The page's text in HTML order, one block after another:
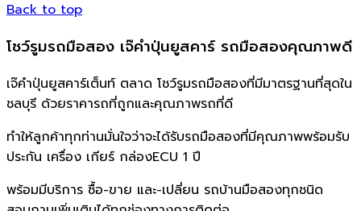
Back to top
โชว์รูมรถมือสอง เจ๊คำปุ่นยูสคาร์ รถมือสองคุณภาพดี
เจ๊คำปุ่นยูสคาร์เต็นท์ ตลาด โชว์รูมรถมือสองที่มีมาตรฐานที่สุดใน
ชลบุรี ด้วยราคารถที่ถูกและคุณภาพรถที่ดี
ทำให้ลูกค้าทุกท่านมั่นใจว่าจะได้รับรถมือสองที่มีคุณภาพพร้อมรับ
ประกัน เครื่อง เกียร์ กล่องECU 1 ปี
พร้อมมีบริการ ซื้อ-ขาย และ-เปลี่ยน รถบ้านมือสองทุกชนิด